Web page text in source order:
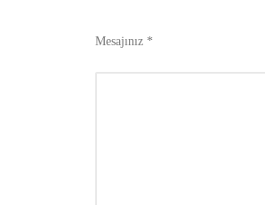
Mesajınız *